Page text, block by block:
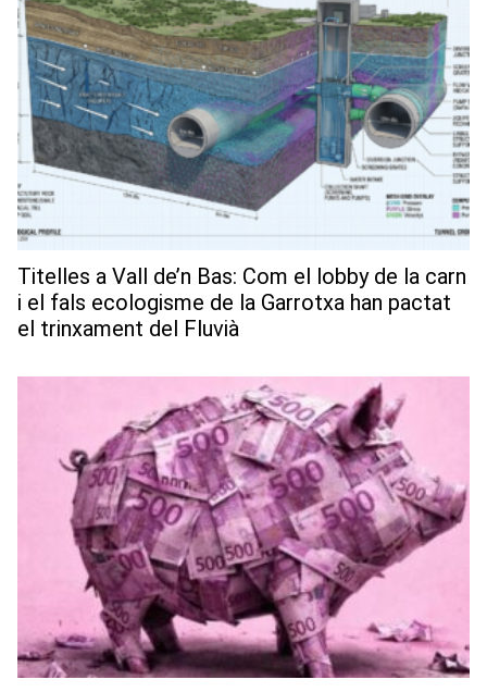
Titelles a Vall de’n Bas: Com el lobby de la carn
i el fals ecologisme de la Garrotxa han pactat
el trinxament del Fluvià